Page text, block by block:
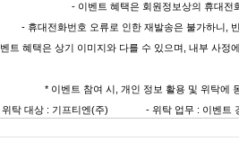
- 이벤트 혜택은 회원정보상의 휴대전
- 휴대전화번호 오류로 인한 재발송은 불가하니,
트 혜택은 상기 이미지와 다를 수 있으며, 내부 사정
* 이벤트 참여 시, 개인 정보 활용 및 위탁에
위탁 대상 : 기프티엔(주) - 위탁 업무 : 이벤트